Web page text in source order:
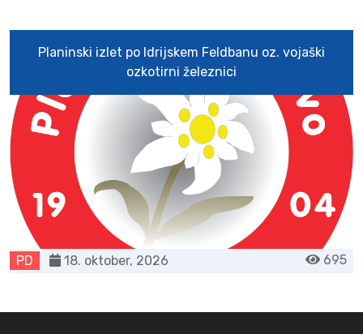
Planinski izlet po Idrijskem Feldbanu oz. vojaški
ozkotirni železnici
PD 695
18. oktober, 2026